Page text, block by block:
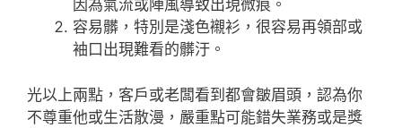
因為氣流或陣風導致出現微痕。
容易髒，特別是淺色襯衫，很容易再領部或
袖口出現難看的髒汙。
光以上兩點，客戶或老闆看到都會皺眉頭，認為你
不尊重他或生活散漫，嚴重點可能錯失業務或是獎